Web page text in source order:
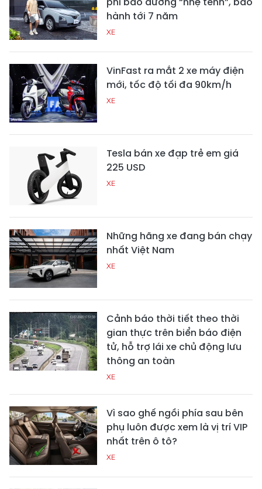
hành tới 7 năm
XE
VinFast ra mắt 2 xe máy điện
mới, tốc độ tối đa 90km/h
XE
Tesla bán xe đạp trẻ em giá
225 USD
XE
Những hãng xe đang bán chạy
nhất Việt Nam
XE
Cảnh báo thời tiết theo thời
gian thực trên biển báo điện
tử, hỗ trợ lái xe chủ động lưu
thông an toàn
XE
Vì sao ghế ngồi phía sau bên
phụ luôn được xem là vị trí VIP
nhất trên ô tô?
XE